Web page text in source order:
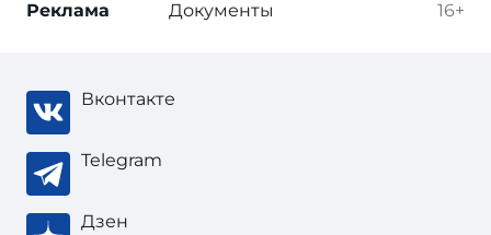
16+
Реклама Документы
Вконтакте
Telegram
Дзен